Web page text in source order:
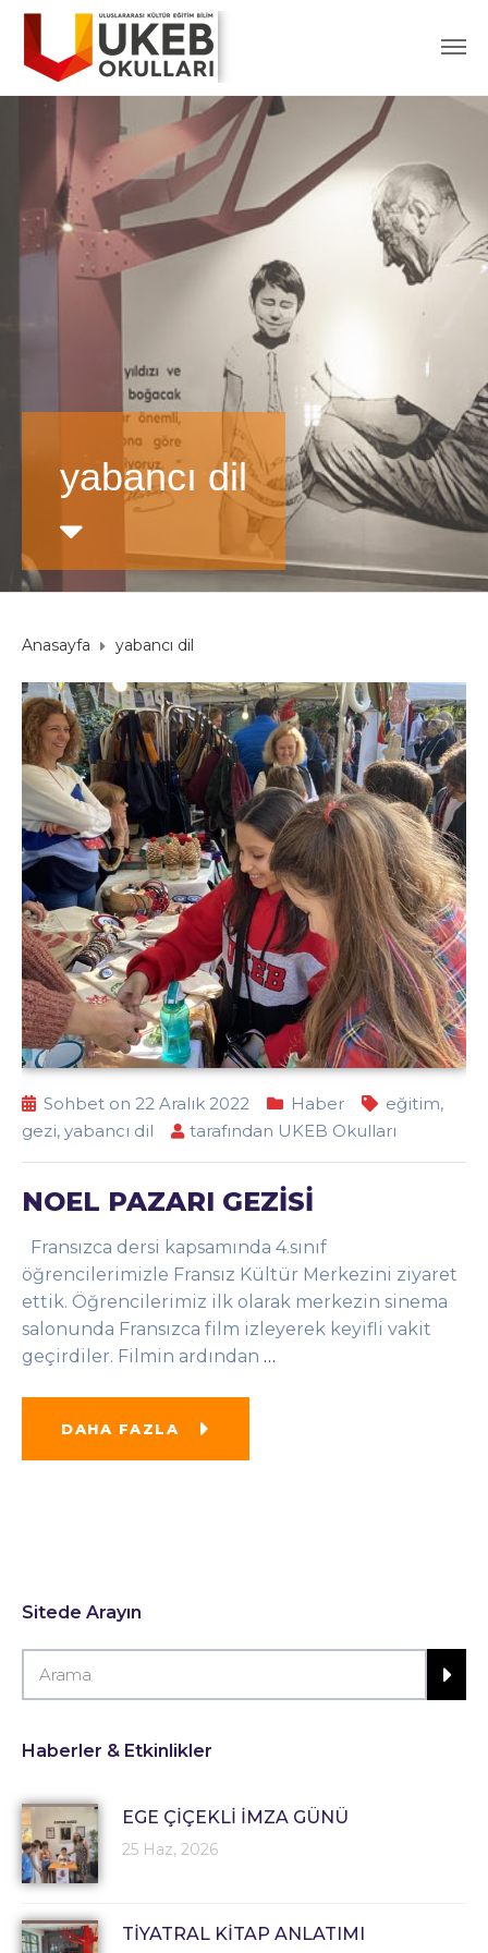
yabancı dil
Anasayfa yabancı dil
Sohbet on 22 Aralık 2022 Haber eğitim,
gezi, yabancı dil tarafından UKEB Okulları
NOEL PAZARI GEZİSİ
Fransızca dersi kapsamında 4.sınıf
öğrencilerimizle Fransız Kültür Merkezini ziyaret
ettik. Öğrencilerimiz ilk olarak merkezin sinema
salonunda Fransızca film izleyerek keyifli vakit
geçirdiler. Filmin ardından …
DAHA FAZLA
Sitede Arayın
Haberler & Etkinlikler
EGE ÇİÇEKLİ İMZA GÜNÜ
25 Haz, 2026
TİYATRAL KİTAP ANLATIMI